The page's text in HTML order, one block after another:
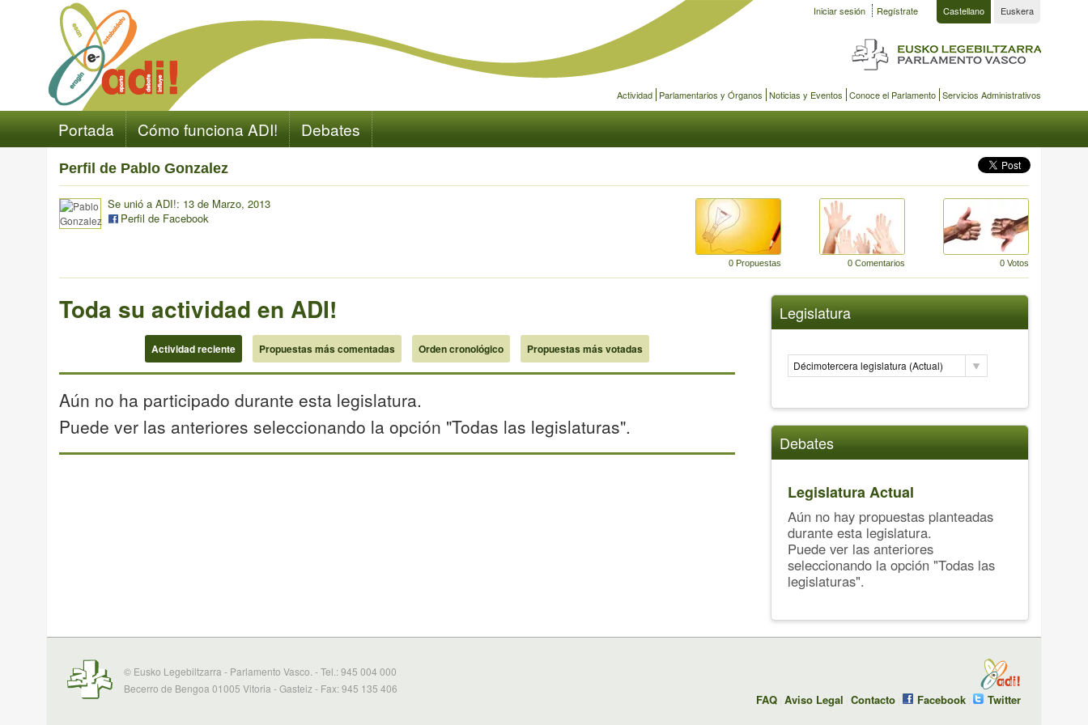
Iniciar sesión Regístrate Castellano Euskera
Actividad Parlamentarios y Órganos Noticias y Eventos Conoce el Parlamento Servicios Administrativos
Portada Cómo funciona ADI! Debates
Perfil de Pablo Gonzalez
Se unió a ADI!: 13 de Marzo, 2013
Perfil de Facebook
0 Propuestas 0 Comentarios 0 Votos
Toda su actividad en ADI!
Actividad reciente Propuestas más comentadas Orden cronológico Propuestas más votadas
Aún no ha participado durante esta legislatura.
Puede ver las anteriores seleccionando la opción "Todas las legislaturas".
Legislatura
Décimotercera legislatura (Actual)
Debates
Legislatura Actual
Aún no hay propuestas planteadas
durante esta legislatura.
Puede ver las anteriores
seleccionando la opción "Todas las
legislaturas".
© Eusko Legebiltzarra - Parlamento Vasco. - Tel.: 945 004 000
Becerro de Bengoa 01005 Vitoria - Gasteiz - Fax: 945 135 406
FAQ Aviso Legal Contacto Facebook Twitter